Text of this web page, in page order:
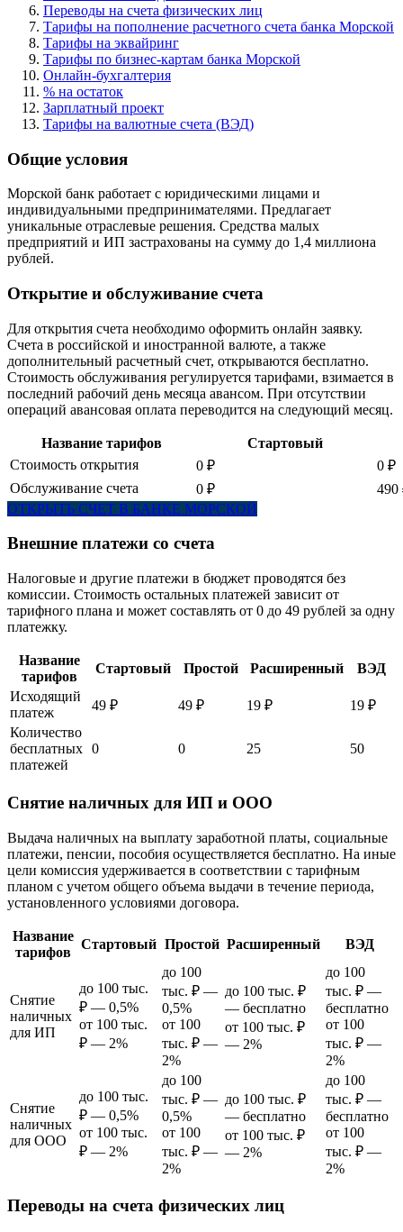
Переводы на счета физических лиц
Тарифы на пополнение расчетного счета банка Морской
Тарифы на эквайринг
Тарифы по бизнес-картам банка Морской
Онлайн-бухгалтерия
% на остаток
Зарплатный проект
Тарифы на валютные счета (ВЭД)
Общие условия
Морской банк работает с юридическими лицами и
индивидуальными предпринимателями. Предлагает
уникальные отраслевые решения. Средства малых
предприятий и ИП застрахованы на сумму до 1,4 миллиона
рублей.
Открытие и обслуживание счета
Для открытия счета необходимо оформить онлайн заявку.
Счета в российской и иностранной валюте, а также
дополнительный расчетный счет, открываются бесплатно.
Стоимость обслуживания регулируется тарифами, взимается в
последний рабочий день месяца авансом. При отсутствии
операций авансовая оплата переводится на следующий месяц.
Название тарифов
Стартовый
Стоимость открытия
0 ₽
0 ₽
Обслуживание счета
0 ₽
490
ОТКРЫТЬ СЧЕТ В БАНКЕ МОРСКОЙ
Внешние платежи со счета
Налоговые и другие платежи в бюджет проводятся без
комиссии. Стоимость остальных платежей зависит от
тарифного плана и может составлять от 0 до 49 рублей за одну
платежку.
Название
тарифов
Стартовый Простой Расширенный
ВЭД
Исходящий
платеж
49 ₽ 49 ₽ 19 ₽
19 ₽
Количество
бесплатных
платежей
0 0 25 50
Снятие наличных для ИП и ООО
Выдача наличных на выплату заработной платы, социальные
платежи, пенсии, пособия осуществляется бесплатно. На иные
цели комиссия удерживается в соответствии с тарифным
планом с учетом общего объема выдачи в течение периода,
установленного условиями договора.
Название
тарифов
Стартовый Простой Расширенный ВЭД
Снятие
наличных
для ИП
до 100 тыс.
₽ — 0,5%
от 100 тыс.
₽ — 2%
до 100
тыс. ₽ —
0,5%
от 100
тыс. ₽ —
2%
до 100 тыс. ₽
— бесплатно
от 100 тыс. ₽
— 2%
до 100
тыс. ₽ —
бесплатно
от 100
тыс. ₽ —
2%
Снятие
наличных
для ООО
до 100 тыс.
₽ — 0,5%
от 100 тыс.
₽ — 2%
до 100
тыс. ₽ —
0,5%
от 100
тыс. ₽ —
2%
до 100 тыс. ₽
— бесплатно
от 100 тыс. ₽
— 2%
до 100
тыс. ₽ —
бесплатно
от 100
тыс. ₽ —
2%
Переводы на счета физических лиц